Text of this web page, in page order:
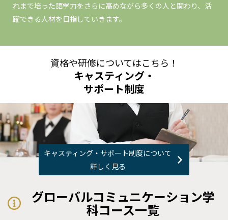
れまで培った語学力をさらに高めながら多くの人と関わり、活
躍できる人材を目指していきます。
資格や研修についてはこちら！
キャスティング・
サポート制度
キャスティング・サポート制度について
詳しく見る
グローバルコミュニケーション学
科コース一覧